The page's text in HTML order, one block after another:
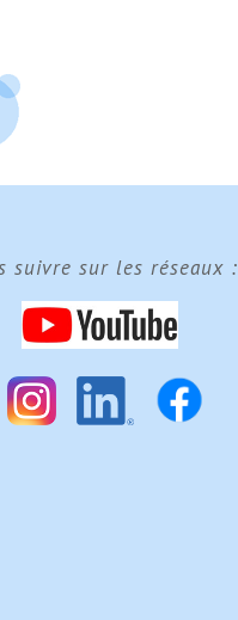
suivre sur les réseaux :